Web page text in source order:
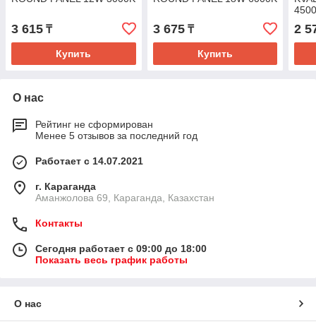
3 615 ₸
Купить
3 675₸
Купить
2
О нас
Рейтинг не сформирован
Менее 5 отзывов за последний год
Работает с 14.07.2021
г. Караганда
Аманжолова 69, Караганда, Казахстан
Контакты
Сегодня работает с 09:00 до 18:00
Показать весь график работы
О нас